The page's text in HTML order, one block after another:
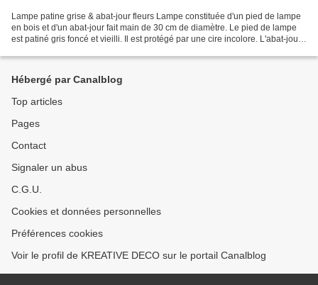
Lampe patine grise & abat-jour fleurs Lampe constituée d'un pied de lampe
en bois et d'un abat-jour fait main de 30 cm de diamètre. Le pied de lampe
est patiné gris foncé et vieilli. Il est protégé par une cire incolore. L'abat-jour
Hébergé par Canalblog
Top articles
Pages
Contact
Signaler un abus
C.G.U.
Cookies et données personnelles
Préférences cookies
Voir le profil de KREATIVE DECO sur le portail Canalblog